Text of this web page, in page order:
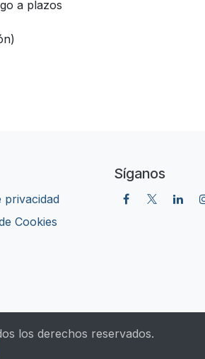
a plazos
privacidad
Cookies
Síganos
los derechos reservados.